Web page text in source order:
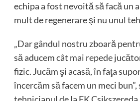
echipa a fost nevoită să facă un
mult de regenerare şi nu unul
„Dar gândul nostru zboară
să aducem cât mai repede
fizic. Jucăm şi acasă, în faţa
încercăm să facem un meci bun”,